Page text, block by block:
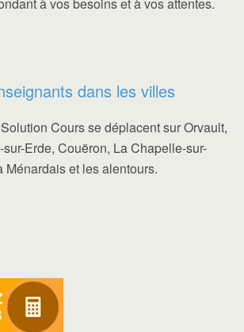
dans les villes
Cours se déplacent sur Orvault,
Erde, Couëron, La Chapelle-sur-
Ménardais et les alentours.